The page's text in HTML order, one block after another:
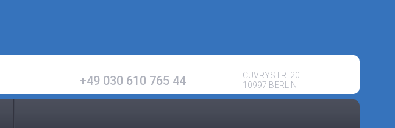
+49 030 610 765 44
CUVRYSTR. 20
10997 BERLIN